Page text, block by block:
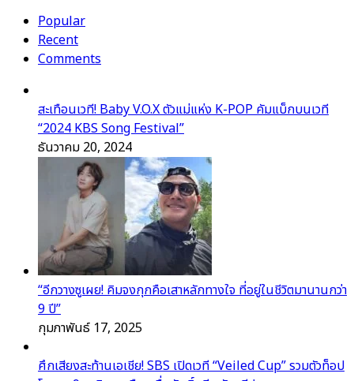
Popular
Recent
Comments
สะเทือนเวที! Baby V.O.X ตัวแม่แห่ง K-POP คัมแบ็กบนเวที
“2024 KBS Song Festival”
ธันวาคม 20, 2024
“อีกวางซูเผย! คิมจงกุกคือเสาหลักทางใจ ที่อยู่ในชีวิตมานานกว่า
9 ปี”
กุมภาพันธ์ 17, 2025
ศึกเสียงสะท้านเอเชีย! SBS เปิดเวที “Veiled Cup” รวมตัวท็อป